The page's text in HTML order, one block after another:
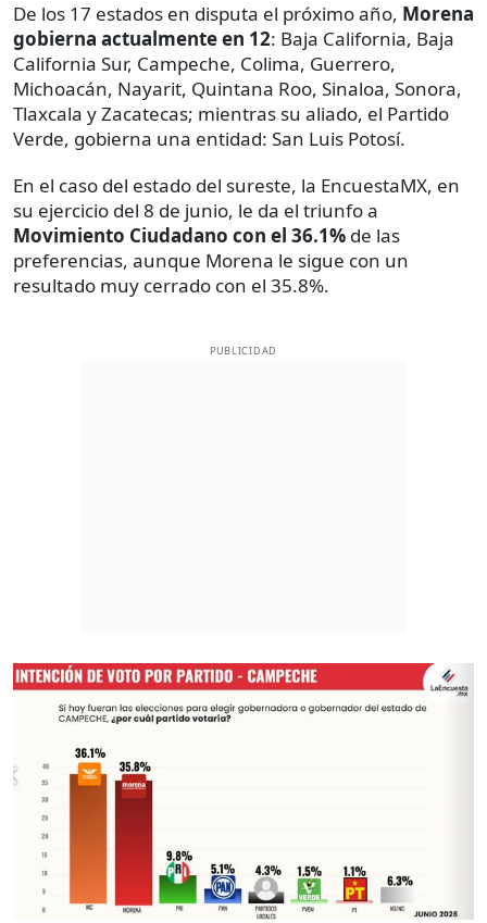
De los 17 estados en disputa el próximo año, Morena
gobierna actualmente en 12: Baja California, Baja
California Sur, Campeche, Colima, Guerrero,
Michoacán, Nayarit, Quintana Roo, Sinaloa, Sonora,
Tlaxcala y Zacatecas; mientras su aliado, el Partido
Verde, gobierna una entidad: San Luis Potosí.
En el caso del estado del sureste, la EncuestaMX, en
su ejercicio del 8 de junio, le da el triunfo a
Movimiento Ciudadano con el 36.1% de las
preferencias, aunque Morena le sigue con un
resultado muy cerrado con el 35.8%.
PUBLICIDAD